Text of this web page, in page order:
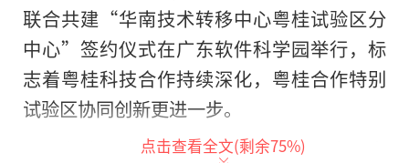
联合共建“华南技术转移中心粤桂试验区分
中心”签约仪式在广东软件科学园举行，标
志着粤桂科技合作持续深化，粤桂合作特别
试验区协同创新更进一步。
粤桂两地科技交流与合作日益紧密，去
点击查看全文(剩余75%)